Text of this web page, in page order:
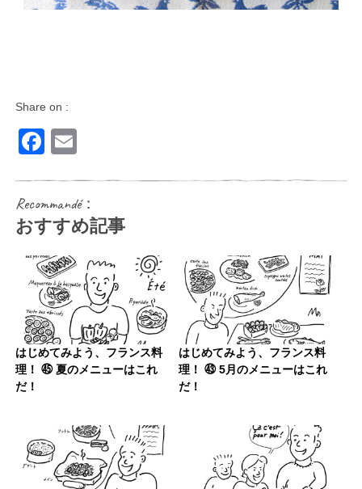
Share on :
Facebook
Recommandé：
おすすめ記事
はじめてみよう、フランス料
理！ ㊺ 夏のメニューはこれ
だ！
はじめてみよう、フランス料
理！ ㊸ 5月のメニューはこれ
だ！